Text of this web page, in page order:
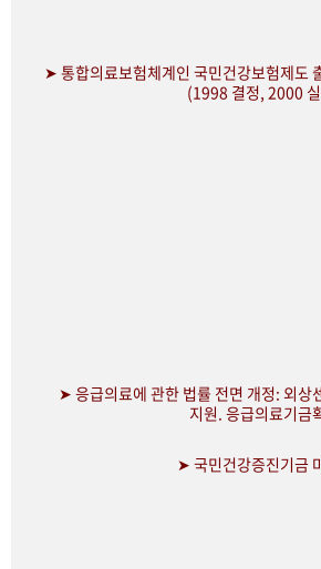
➤ 통합의료보험체계인 국민건강보험제도
(1998 결정, 2000
➤ 응급의료에 관한 법률 전면 개정: 외상
지원. 응급의료기금
➤ 국민건강증진기금